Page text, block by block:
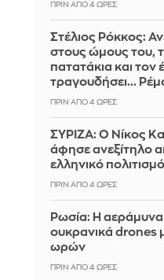
ΠΡΙΝ ΑΠΌ 4 ΏΡΕΣ
Στέλιος Ρόκκος:
στους ώμους του,
πατατάκια και τον
τραγουδήσει...
ΠΡΙΝ ΑΠΌ 4 ΏΡΕΣ
ΣΥΡΙΖΑ: Ο Νίκος
άφησε ανεξίτηλο
ελληνικό πολιτισμό
ΠΡΙΝ ΑΠΌ 4 ΏΡΕΣ
Ρωσία: Η
ουκρανικά drones
ωρών
ΠΡΙΝ ΑΠΌ 4 ΏΡΕΣ